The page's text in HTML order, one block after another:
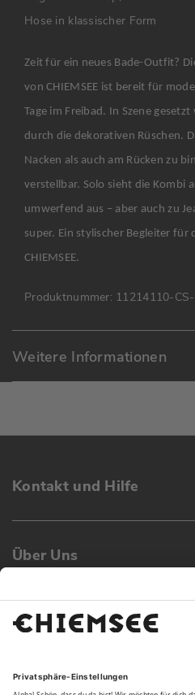
Hose in klassischer Form
Zeit für ein neues Bade-Outfit?
von CHIEMSEE ist bereit für
Tage im Freibad. In Szene
durch die dekorativen Rüschen.
Nacken als auch am Rücken zu
verstellbar. Solo sieht die Kombi
umwerfend aus – aber auch zu
super. Ein stylischer Begleiter für
CHIEMSEE.
Produktnummer: 11214110-
Weitere Informationen
Kontakt und Hilfe
Über Uns
Family